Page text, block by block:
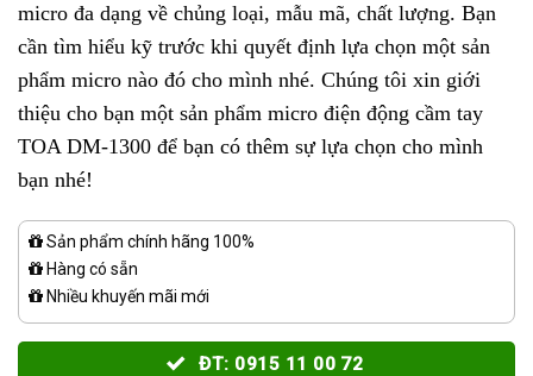
micro đa dạng về chủng loại, mẫu mã, chất lượng. Bạn
cần tìm hiểu kỹ trước khi quyết định lựa chọn một sản
phẩm micro nào đó cho mình nhé. Chúng tôi xin giới
thiệu cho bạn một sản phẩm micro điện động cầm tay
TOA DM-1300 để bạn có thêm sự lựa chọn cho mình
bạn nhé!
Sản phẩm chính hãng 100%
Hàng có sẵn
Nhiều khuyến mãi mới
ĐT: 0915 11 00 72